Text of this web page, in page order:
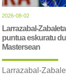
2026-08-02
Larrazabal-
puntua eskuratu
Mastersean
Larrazabal-